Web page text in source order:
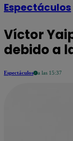
Espectáculos
Víctor
debido a
Espectáculos a las 15:37